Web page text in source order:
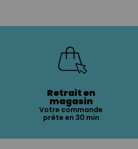
Retrait en
magasin
Votre commande
prête en 30 min